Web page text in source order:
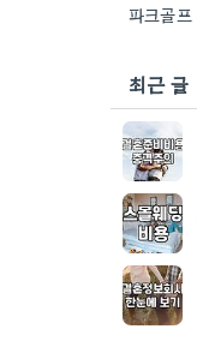
파크골프
최근 글